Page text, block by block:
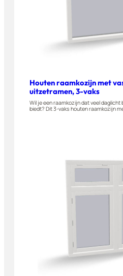
Houten raamkozijn met
uitzetramen, 3-vaks
Wil je een raamkozijn dat veel
biedt? Dit 3-vaks houten raamkozijn